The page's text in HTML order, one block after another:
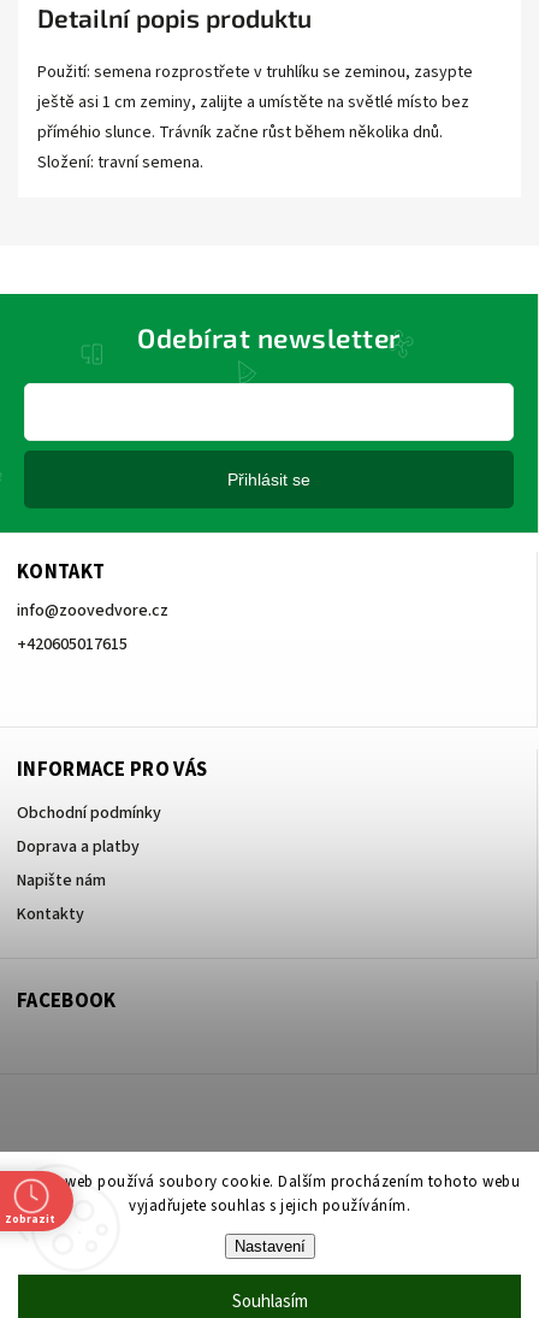
Tento web používá soubory cookie. Dalším procházením tohoto webu
vyjadřujete souhlas s jejich používáním.
Nastavení
Souhlasím
Detailní popis produktu
Použití: semena rozprostřete v truhlíku se zeminou, zasypte
ještě asi 1 cm zeminy, zalijte a umístěte na světlé místo bez
příméhio slunce. Trávník začne růst během několika dnů.
Složení: travní semena.
KONTAKT
info@zoovedvore.cz
+420605017615
INFORMACE PRO VÁS
Obchodní podmínky
Doprava a platby
Napište nám
Kontakty
Odebírat newsletter
Přihlásit se
FACEBOOK
Vytvořil Shoptet
Copyright 2026 ZOO ve dvoře Praha 5. Všechna práva vyhrazena.
Upravit nastavení cookies
Shoptet| Design
Zobrazit